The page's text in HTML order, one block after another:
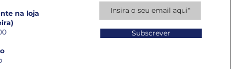
na loja
Subscrever